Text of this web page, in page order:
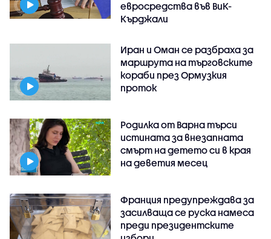
евросредства във ВиК-
Кърджали
Иран и Оман се разбраха за
маршрута на търговските
кораби през Ормузкия
проток
Родилка от Варна търси
истината за внезапната
смърт на детето си в края
на деветия месец
Франция предупреждава за
засилваща се руска намеса
преди президентските